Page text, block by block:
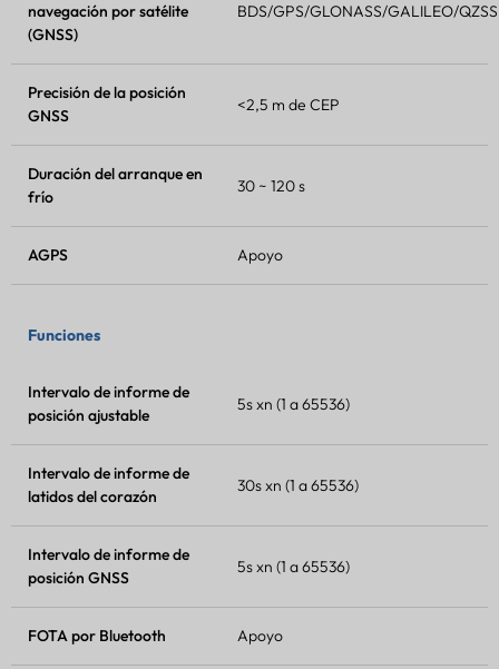
navegación por satélite
(GNSS)
BDS/GPS/GLONASS/GALILEO/QZSS
Precisión de la posición
GNSS
<2,5 m de CEP
Duración del arranque en
frío
30 ~ 120 s
AGPS Apoyo
Funciones
Intervalo de informe de
posición ajustable
5s xn (1 a 65536)
Intervalo de informe de
latidos del corazón
30s xn (1 a 65536)
Intervalo de informe de
posición GNSS
5s xn (1 a 65536)
FOTApor Bluetooth Apoyo